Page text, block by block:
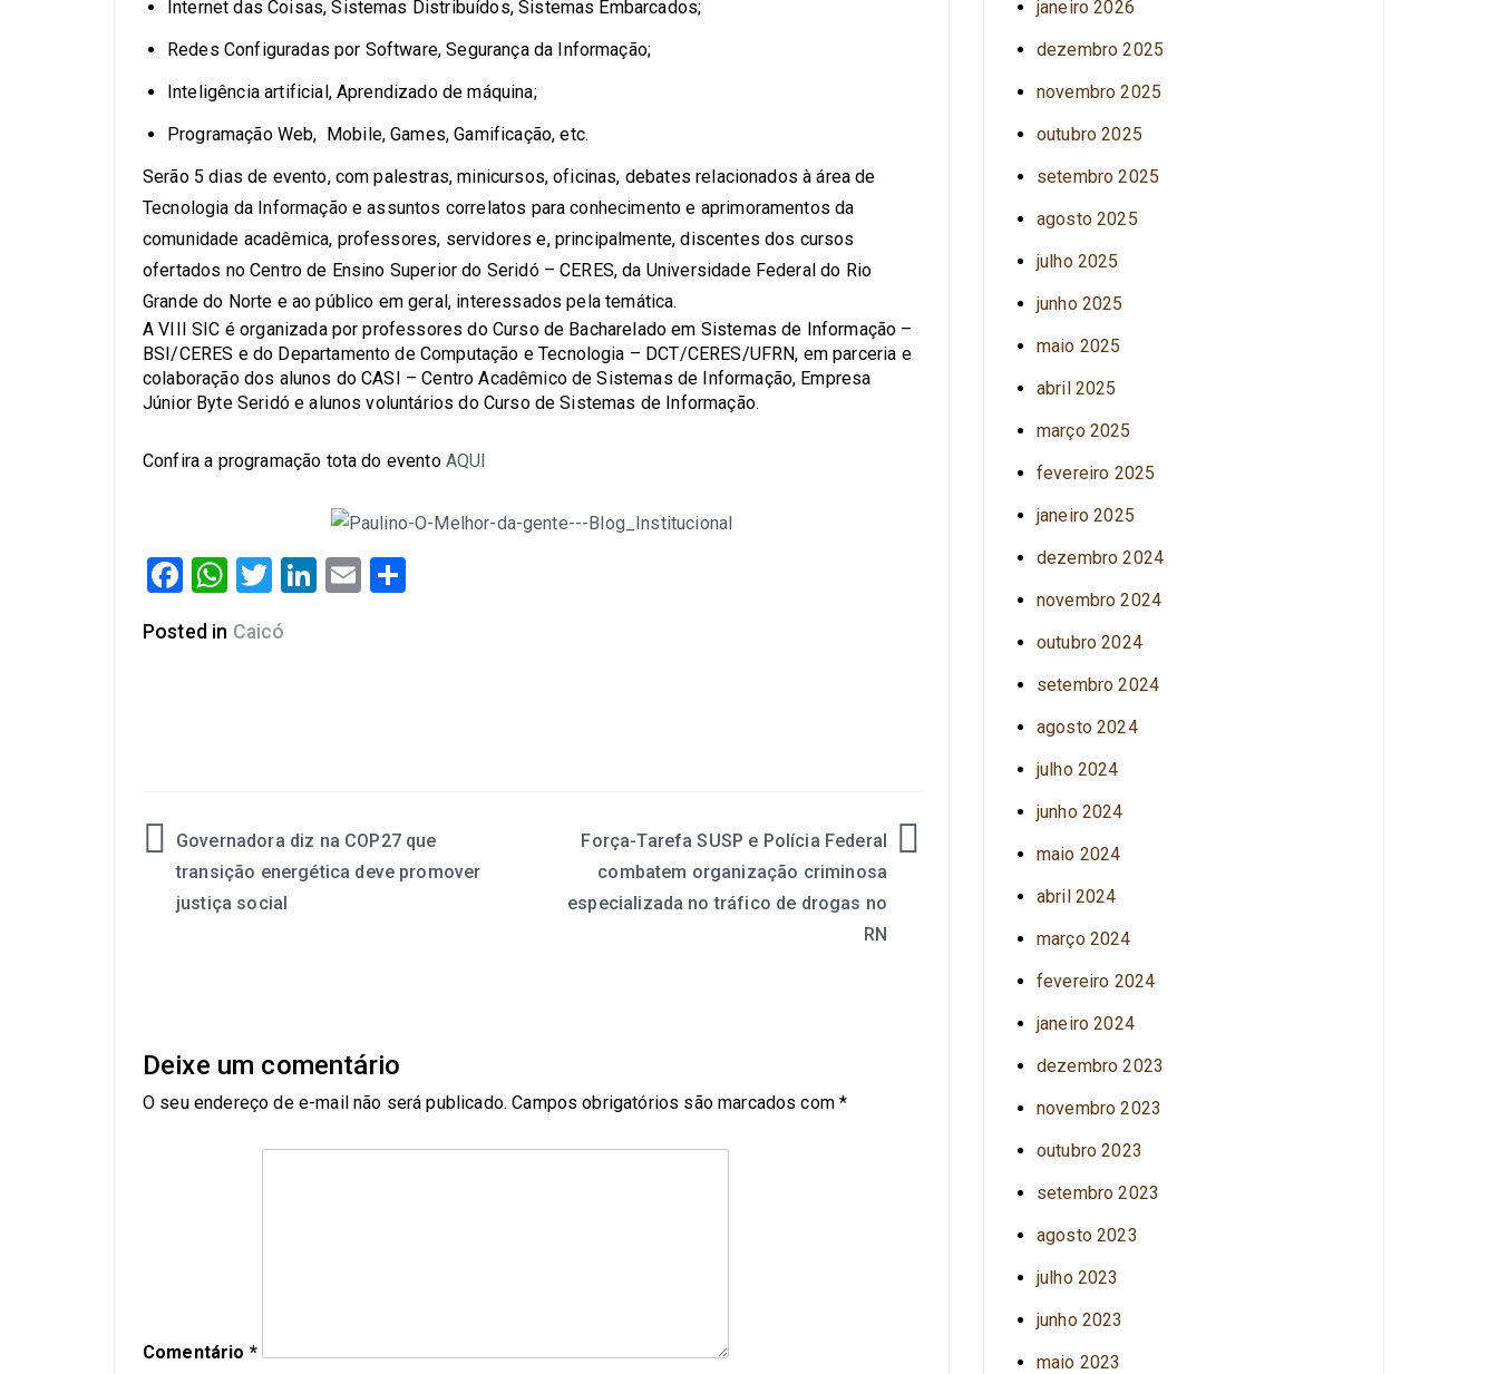
Internet das Coisas, Sistemas Distribuídos, Sistemas Embarcados;
Redes Configuradas por Software, Segurança da Informação;
Inteligência artificial, Aprendizado de máquina;
Programação Web, Mobile, Games, Gamificação, etc.
Serão 5 dias de evento, com palestras, minicursos, oficinas, debates relacionados à área de
Tecnologia da Informação e assuntos correlatos para conhecimento e aprimoramentos da
comunidade acadêmica, professores, servidores e, principalmente, discentes dos cursos
ofertados no Centro de Ensino Superior do Seridó – CERES, da Universidade Federal do Rio
Grande do Norte e ao público em geral, interessados pela temática.
A VIII SIC é organizada por professores do Curso de Bacharelado em Sistemas de Informação –
BSI/CERES e do Departamento de Computação e Tecnologia – DCT/CERES/UFRN, em parceria e
colaboração dos alunos do CASI – Centro Acadêmico de Sistemas de Informação, Empresa
Júnior Byte Seridó e alunos voluntários do Curso de Sistemas de Informação.
Confira a programação tota do evento AQUI
Facebook
WhatsApp
Twitter
LinkedIn
Email
Posted in Caicó
Governadora diz na COP27 que
transição energética deve promover
justiça social
Força-Tarefa SUSP e Polícia Federal
combatem organização criminosa
especializada no tráfico de drogas no
RN
Deixe um comentário
O seu endereço de e-mail não será publicado. Campos obrigatórios são marcados com*
Comentário *
janeiro 2026
dezembro 2025
novembro 2025
outubro 2025
setembro 2025
agosto 2025
julho 2025
junho 2025
maio 2025
abril 2025
março 2025
fevereiro 2025
janeiro 2025
dezembro 2024
novembro 2024
outubro 2024
setembro 2024
agosto 2024
julho 2024
junho 2024
maio 2024
abril 2024
março 2024
fevereiro 2024
janeiro 2024
dezembro 2023
novembro 2023
outubro 2023
setembro 2023
agosto 2023
julho 2023
junho 2023
maio 2023